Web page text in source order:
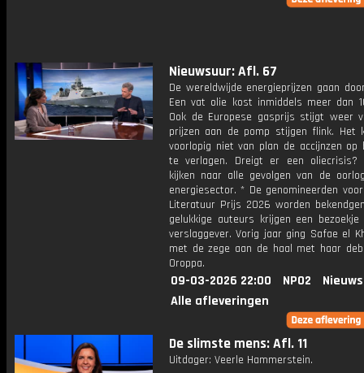
Nieuwsuur: Afl. 67
De wereldwijde energieprijzen gaan
Een vat olie kost inmiddels meer dan
Ook de Europese gasprijs stijgt weer
prijzen aan de pomp stijgen flink. Het
voorlopig niet van plan de accijnzen op
te verlagen. Dreigt er een oliecrisis?
kijken naar alle gevolgen van de
energiesector. * De genomineerden
Literatuur Prijs 2026 worden
gelukkige auteurs krijgen een
verslaggever. Vorig jaar ging Safae el
met de zege aan de haal met haar
Oroppa.
09-03-2026 22:00 NPO2
Alle afleveringen
De slimste mens: Afl. 11
Uitdager: Veerle Hammerstein.